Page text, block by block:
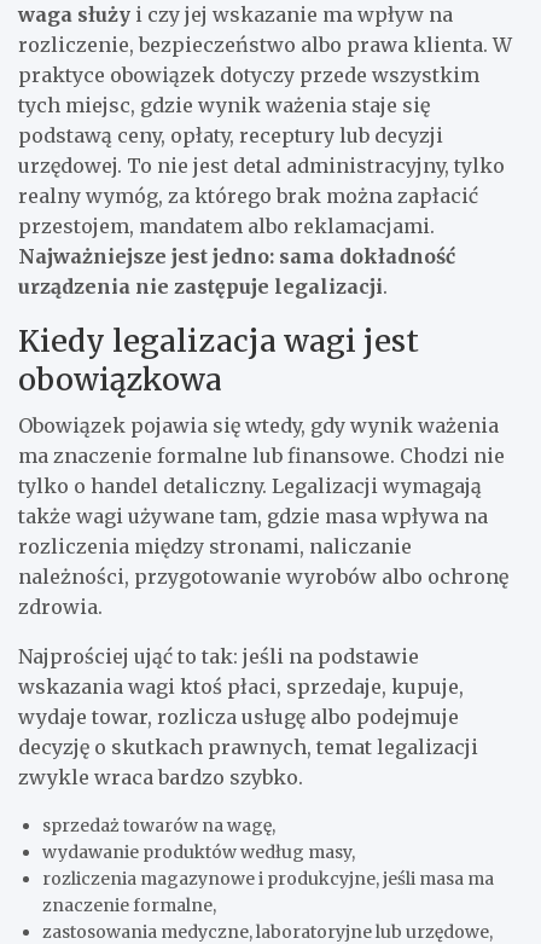
waga służy i czy jej wskazanie ma wpływ na
rozliczenie, bezpieczeństwo albo prawa klienta. W
praktyce obowiązek dotyczy przede wszystkim
tych miejsc, gdzie wynik ważenia staje się
podstawą ceny, opłaty, receptury lub decyzji
urzędowej. To nie jest detal administracyjny, tylko
realny wymóg, za którego brak można zapłacić
przestojem, mandatem albo reklamacjami.
Najważniejsze jest jedno: sama dokładność
urządzenia nie zastępuje legalizacji.
Kiedy legalizacja wagi jest
obowiązkowa
Obowiązek pojawia się wtedy, gdy wynik ważenia
ma znaczenie formalne lub finansowe. Chodzi nie
tylko o handel detaliczny. Legalizacji wymagają
także wagi używane tam, gdzie masa wpływa na
rozliczenia między stronami, naliczanie
należności, przygotowanie wyrobów albo ochronę
zdrowia.
Najprościej ująć to tak: jeśli na podstawie
wskazania wagi ktoś płaci, sprzedaje, kupuje,
wydaje towar, rozlicza usługę albo podejmuje
decyzję o skutkach prawnych, temat legalizacji
zwykle wraca bardzo szybko.
sprzedaż towarów na wagę,
wydawanie produktów według masy,
rozliczenia magazynowe i produkcyjne, jeśli masa ma
znaczenie formalne,
zastosowania medyczne, laboratoryjne lub urzędowe,